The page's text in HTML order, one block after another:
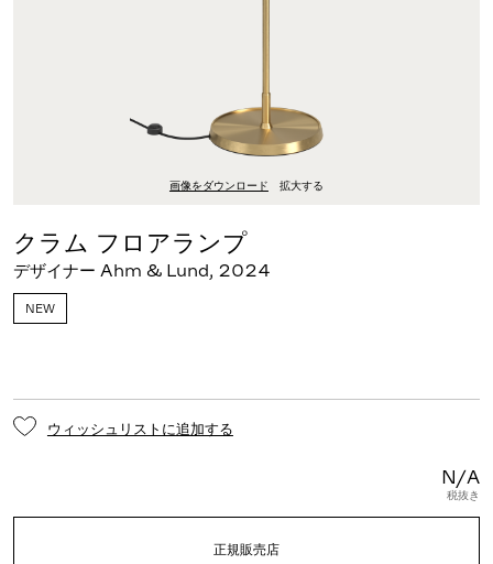
画像をダウンロード 拡大する
クラム フロアランプ
デザイナー Ahm & Lund, 2024
NEW
ウィッシュリストに追加する
N/A
税抜き
正規販売店